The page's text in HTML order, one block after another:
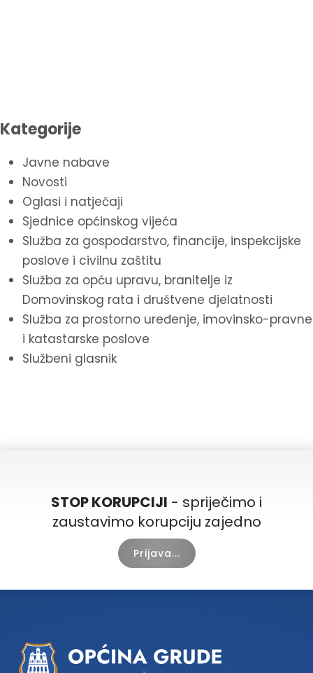
Kategorije
Javne nabave
Novosti
Oglasi i natječaji
Sjednice općinskog vijeća
Služba za gospodarstvo, financije, inspekcijske
poslove i civilnu zaštitu
Služba za opću upravu, branitelje iz
Domovinskog rata i društvene djelatnosti
Služba za prostorno uređenje, imovinsko-pravne
i katastarske poslove
Službeni glasnik
STOP KORUPCIJI - spriječimo i
zaustavimo korupciju zajedno
Prijava...